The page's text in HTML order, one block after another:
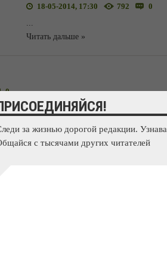
18-05-2014, 17:30
792
0
...
Читать дальше »
0
оборотов повествование
добавить к вышесказанному. 1 Целиком
Увеличить картинку Увеличить
Увеличить картинку Увеличить
за жизнью дорогой редакции.
с тысячами других читателей